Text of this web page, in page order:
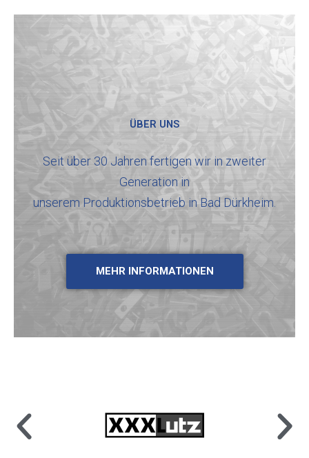
ÜBER UNS
Seit über 30 Jahren fertigen wir in zweiter
Generation in
unserem Produktionsbetrieb in Bad Dürkheim.
MEHR INFORMATIONEN